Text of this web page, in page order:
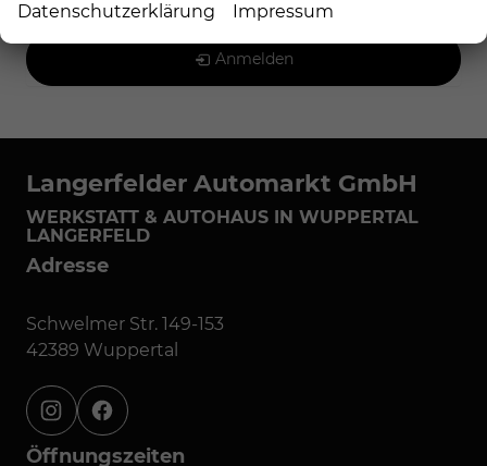
Anmelden
Langerfelder Automarkt GmbH
WERKSTATT & AUTOHAUS IN WUPPERTAL
LANGERFELD
Adresse
Schwelmer Str. 149-153
42389 Wuppertal
instagramfacebook
Öffnungszeiten
Datenschutzerklärung Impressum